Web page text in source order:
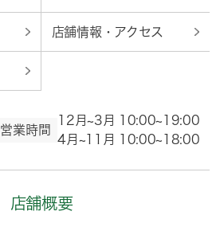
店舗情報・アクセス
営業時間
12月~3月 10:00~19:00
4月~11月 10:00~18:00
店舗概要